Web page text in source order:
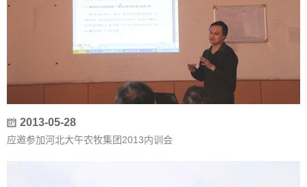
2013-05-28
应邀参加河北大午农牧集团2013内训会